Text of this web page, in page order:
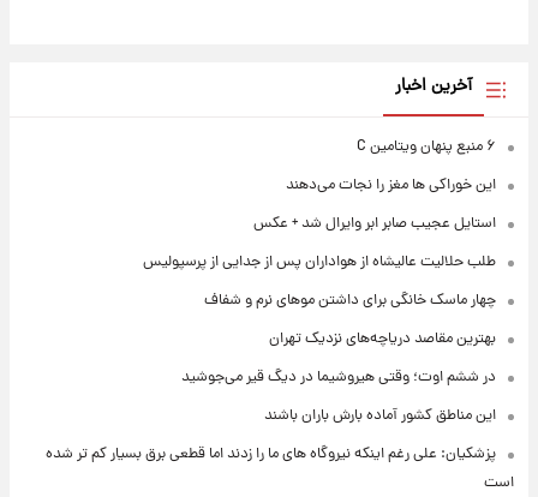
آخرین اخبار
۶ منبع پنهان ویتامین C
این خوراکی ها مغز را نجات می‌دهند
استایل عجیب صابر ابر وایرال شد + عکس
طلب حلالیت عالیشاه از هواداران پس از جدایی از پرسپولیس
چهار ماسک خانگی برای داشتن موهای نرم و شفاف
بهترین مقاصد دریاچه‌های نزدیک تهران
در ششم اوت؛ وقتی هیروشیما در دیگ قیر می‌جوشید
این مناطق کشور آماده بارش باران باشند
پزشکیان: علی رغم اینکه نیروگاه های ما را زدند اما قطعی برق بسیار کم تر شده
است